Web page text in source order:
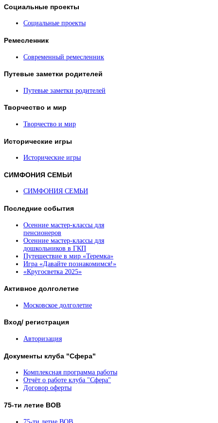
Социальные проекты
Социальные проекты
Ремесленник
Современный ремесленник
Путевые заметки родителей
Путевые заметки родителей
Творчество и мир
Творчество и мир
Исторические игры
Исторические игры
СИМФОНИЯ СЕМЬИ
СИМФОНИЯ СЕМЬИ
Последние события
Осенние мастер-классы для
пенсионеров
Осенние мастер-классы для
дошкольников в ГКП
Путешествие в мир «Теремка»
Игра «Давайте познакомимся!»
«Кругосветка 2025»
Активное долголетие
Московское долголетие
Вход/ регистрация
Авторизация
Документы клуба "Сфера"
Комплексная программа работы
Отчёт о работе клуба "Сфера"
Договор оферты
75-ти летие ВОВ